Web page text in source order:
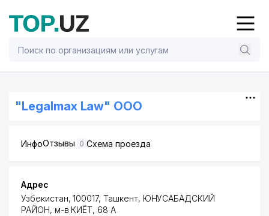
"Legalmax Law" ООО
ИнфоОтзывы 0 Схема проезда
Адрес
Узбекистан, 100017, Ташкент, ЮНУСАБАДСКИЙ
РАЙОН, м-в КИЁТ, 68 А